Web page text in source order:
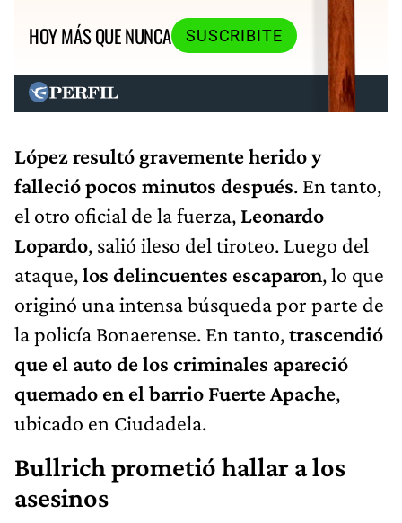
HOY MÁS QUE NUNCA
SUSCRIBITE
López resultó gravemente herido y
falleció pocos minutos después. En tanto,
el otro oficial de la fuerza, Leonardo
Lopardo, salió ileso del tiroteo. Luego del
ataque,los delincuentes escaparon, lo que
originó una intensa búsqueda por parte de
la policía Bonaerense. En tanto,trascendió
que el auto de los criminales apareció
quemado en el barrio Fuerte Apache,
ubicado en Ciudadela.
Bullrich prometió hallar a los
asesinos